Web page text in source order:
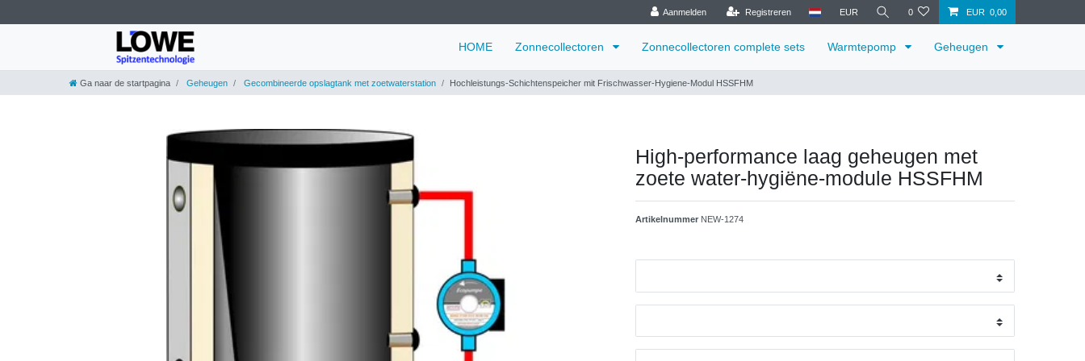
Aanmelden Registreren EUR 0 EUR 0,00
HOME Zonnecollectoren Zonnecollectoren complete sets Warmtepomp Geheugen
Ga naar de startpagina Geheugen Gecombineerde opslagtank met zoetwaterstation Hochleistungs-Schichtenspeicher mit Frischwasser-Hygiene-Modul HSSFHM
High-performance laag geheugen met
zoete water-hygiëne-module HSSFHM
Artikelnummer NEW-1274